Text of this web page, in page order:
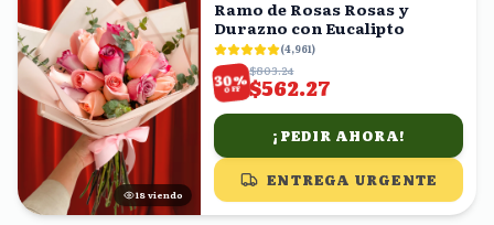
18 viendo
Ramo de Rosas Rosas y
Durazno con Eucalipto
(4,961)
30%
OFF
$803.24
$562.27
¡PEDIR AHORA!
ENTREGA URGENTE